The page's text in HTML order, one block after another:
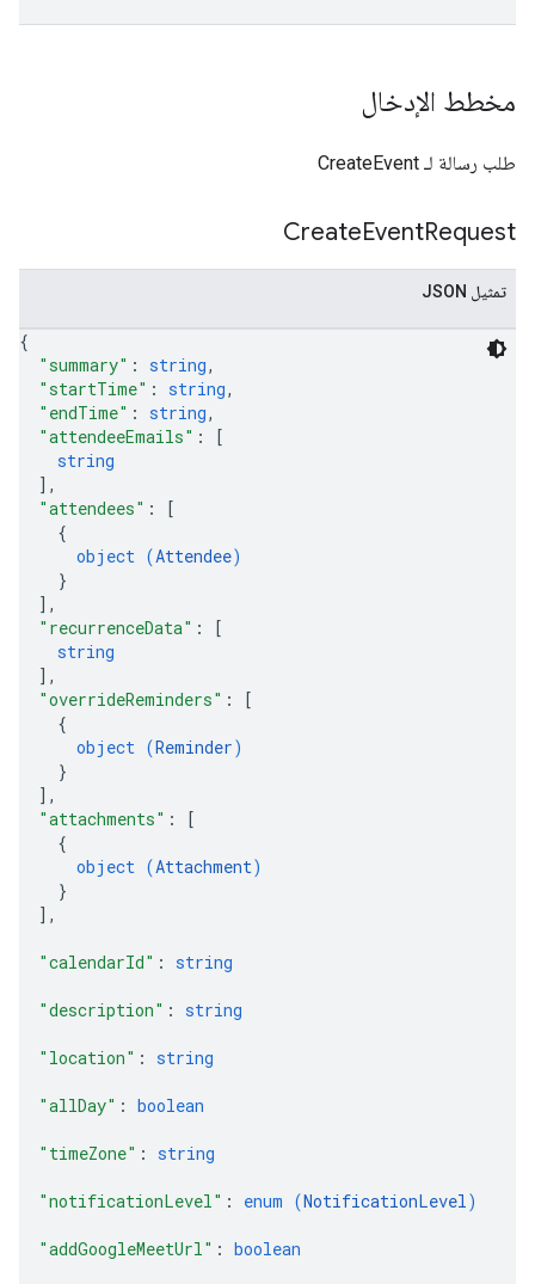
مخطط الإدخال
طلب رسالة لـ CreateEvent
CreateEventRequest
تمثيل JSON
{
"summary" : string,
"startTime" : string,
"endTime" : string,
"attendeeEmails" :
[
string
] ,
"attendees" :
[
{
object (Attendee)
}
] ,
"recurrenceData" :
[
string
] ,
"overrideReminders" :
[
{
object (Reminder)
}
] ,
"attachments" :
[
{
object (Attachment)
}
] ,
"calendarId" : string
"description" : string
"location" : string
"allDay" : boolean
"timeZone" : string
"notificationLevel" : enum (NotificationLevel)
"addGoogleMeetUrl" : boolean